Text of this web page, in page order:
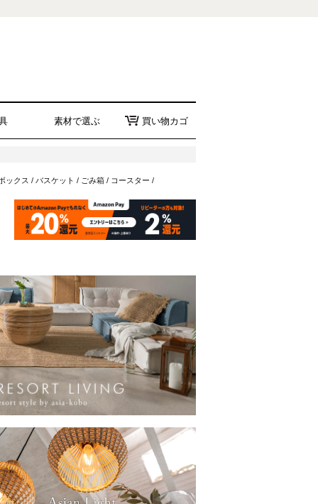
素材で選ぶ 買い物カゴ
ックス / バスケット / ごみ箱/ コースター /